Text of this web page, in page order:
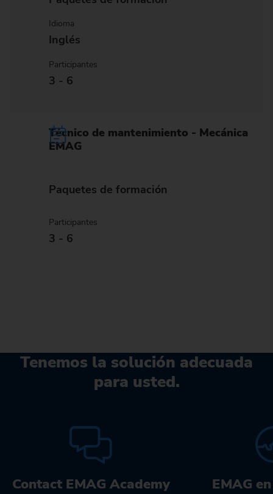
Idioma
Inglés
Participantes
3 - 6
Técnico de mantenimiento - Mecánica
EMAG
Paquetes de formación
Participantes
3 - 6
Tenemos la solución adecuada
para usted.
Contact EMAG Academy EMAG